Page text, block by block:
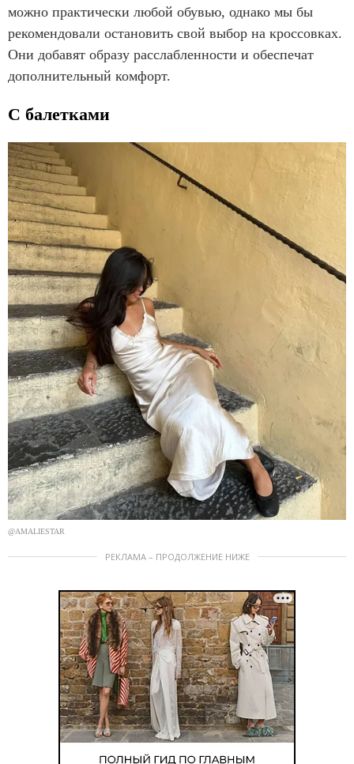
можно практически любой обувью, однако мы бы
рекомендовали остановить свой выбор на кроссовках.
Они добавят образу расслабленности и обеспечат
дополнительный комфорт.
С балетками
@AMALIESTAR
РЕКЛАМА – ПРОДОЛЖЕНИЕ НИЖЕ